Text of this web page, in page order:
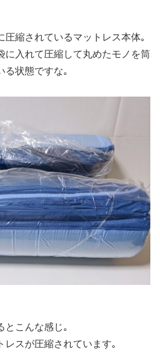
縮されているマットレス本体｡
に入れて圧縮して丸めたモノを筒
る状態ですな｡
こんな感じ｡
レスが圧縮されています｡